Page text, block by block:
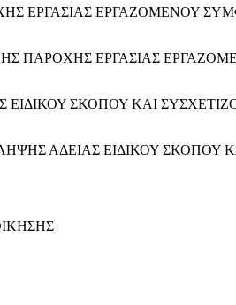
ΕΡΓΑΣΙΑΣ ΕΡΓΑΖΟΜΕΝΟΥ
ΠΑΡΟΧΗΣ ΕΡΓΑΣΙΑΣ
ΕΙΔΙΚΟΥ ΣΚΟΠΟΥ ΚΑΙ
ΑΔΕΙΑΣ ΕΙΔΙΚΟΥ ΣΚΟΠΟΥ